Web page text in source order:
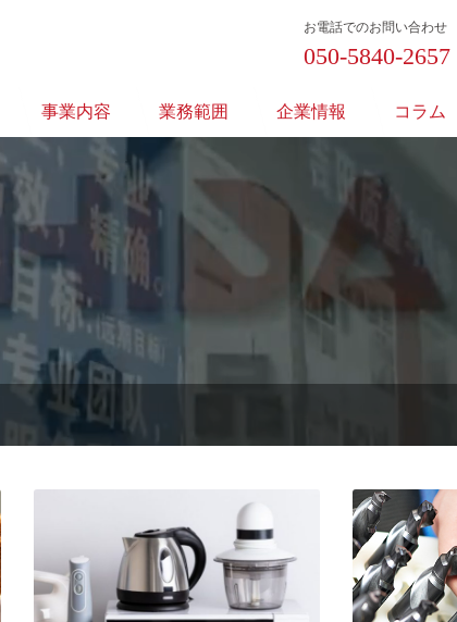
お電話でのお問い合わせ
050-5840-2657
事業内容 業務範囲 企業情報 コラム